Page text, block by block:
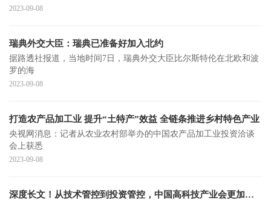
2023-09-08
瑞典外交大臣：瑞典已准备好加入北约
据路透社报道，当地时间7日，瑞典外交大臣比尔斯特伦在北欧和波
罗的海
2023-09-08
打造农产品加工业 提升“土特产”效益 全链条推进乡村特色产业
央视网消息：记者从农业农村部举办的中国农产品加工业投资洽谈
会上获悉
2023-09-08
深度长文！从技术管控到投资管控，中国高科技产业会更加孤立吗？